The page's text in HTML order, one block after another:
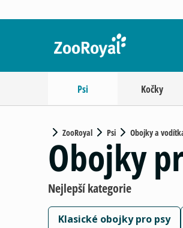
Psi Kočky
ZooRoyal Psi Obojky a
Obojky
Nejlepší kategorie
Klasické obojky pro psy